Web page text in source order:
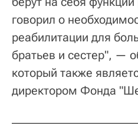
говорил о
реабилитации для
братьев и сестер", —
который также
директором Фонда